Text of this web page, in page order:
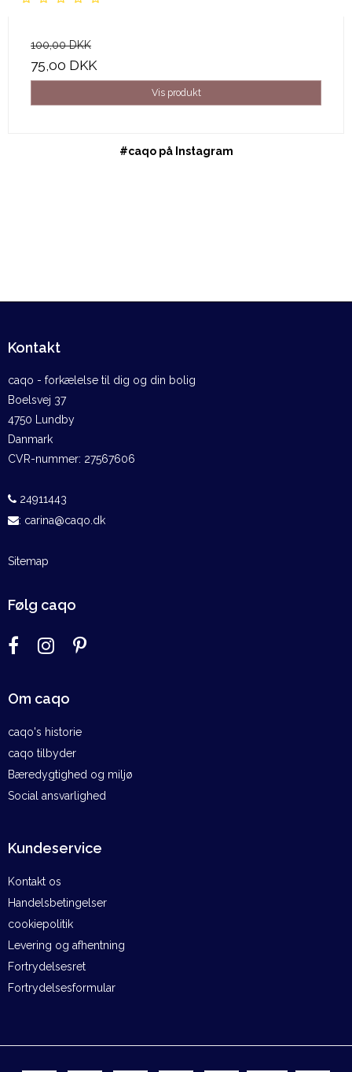
100,00 DKK
75,00 DKK
Vis produkt
#caqo på Instagram
Kontakt
caqo - forkælelse til dig og din bolig
Boelsvej 37
4750 Lundby
Danmark
CVR-nummer: 27567606
24911443
: carina@caqo.dk
Sitemap
Følg caqo
Om caqo
caqo's historie
caqo tilbyder
Bæredygtighed og miljø
Social ansvarlighed
Kundeservice
Kontakt os
Handelsbetingelser
cookiepolitik
Levering og afhentning
Fortrydelsesret
Fortrydelsesformular